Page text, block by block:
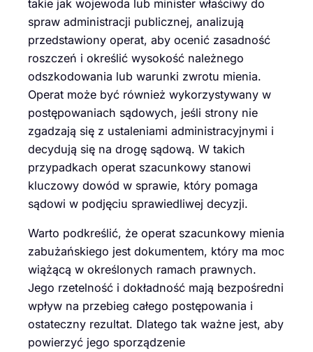
takie jak wojewoda lub minister właściwy do
spraw administracji publicznej, analizują
przedstawiony operat, aby ocenić zasadność
roszczeń i określić wysokość należnego
odszkodowania lub warunki zwrotu mienia.
Operat może być również wykorzystywany w
postępowaniach sądowych, jeśli strony nie
zgadzają się z ustaleniami administracyjnymi i
decydują się na drogę sądową. W takich
przypadkach operat szacunkowy stanowi
kluczowy dowód w sprawie, który pomaga
sądowi w podjęciu sprawiedliwej decyzji.
Warto podkreślić, że operat szacunkowy mienia
zabużańskiego jest dokumentem, który ma moc
wiążącą w określonych ramach prawnych.
Jego rzetelność i dokładność mają bezpośredni
wpływ na przebieg całego postępowania i
ostateczny rezultat. Dlatego tak ważne jest, aby
powierzyć jego sporządzenie